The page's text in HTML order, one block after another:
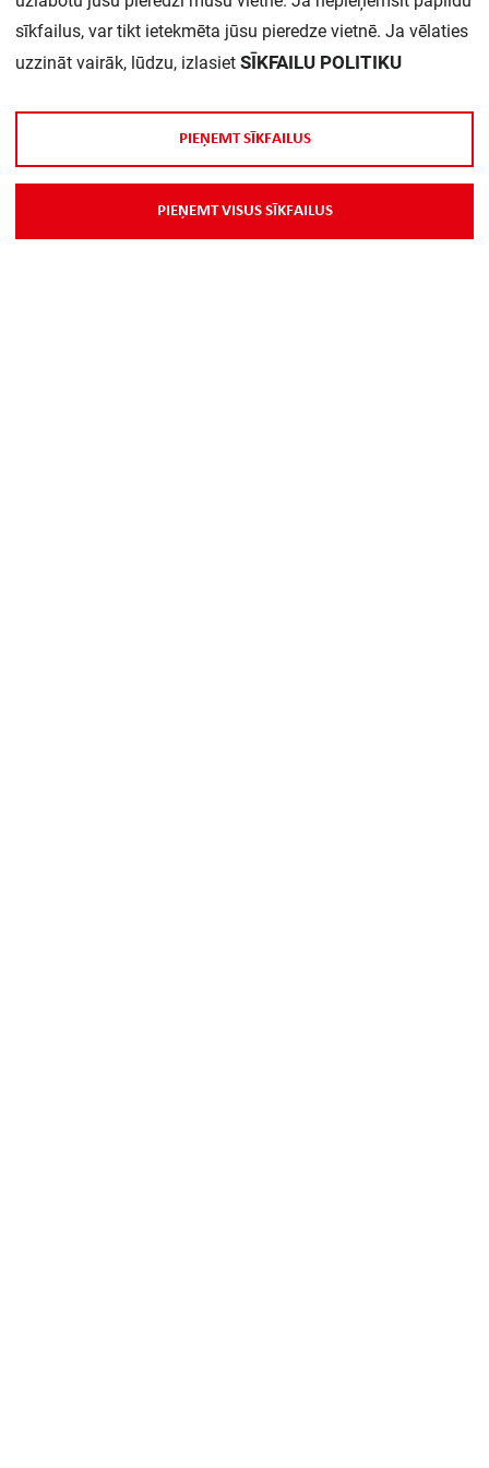
sīkfailus, var tikt ietekmēta jūsu pieredze vietnē. Ja vēlaties
uzzināt vairāk, lūdzu, izlasiet SĪKFAILU POLITIKU
PIEŅEMT SĪKFAILUS
PIEŅEMT VISUS SĪKFAILUS